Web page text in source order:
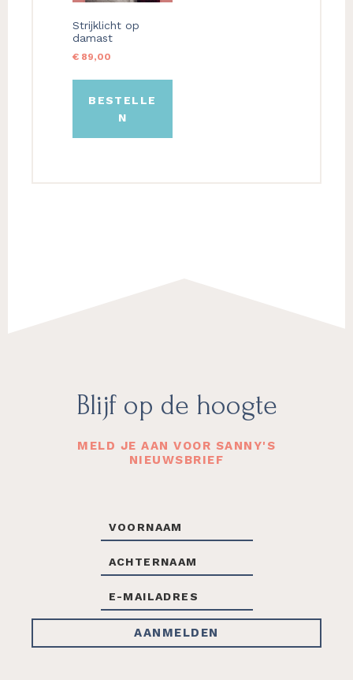
Strijklicht op
damast
€ 89,00
BESTELLE
N
FooterBlijf op de hoogte
MELD JE AAN VOOR SANNY'S
NIEUWSBRIEF